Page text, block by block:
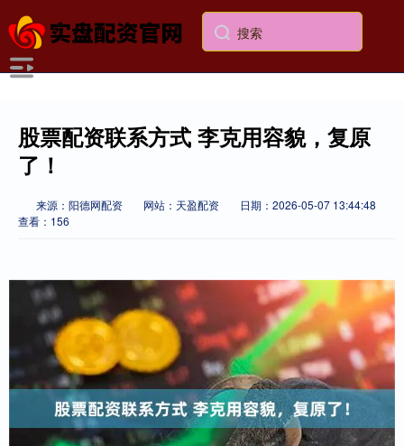
股票配资联系方式 李克用容貌，复原
了！
来源：阳德网配资 网站：天盈配资
日期：2026-05-07 13:44:48
查看：156